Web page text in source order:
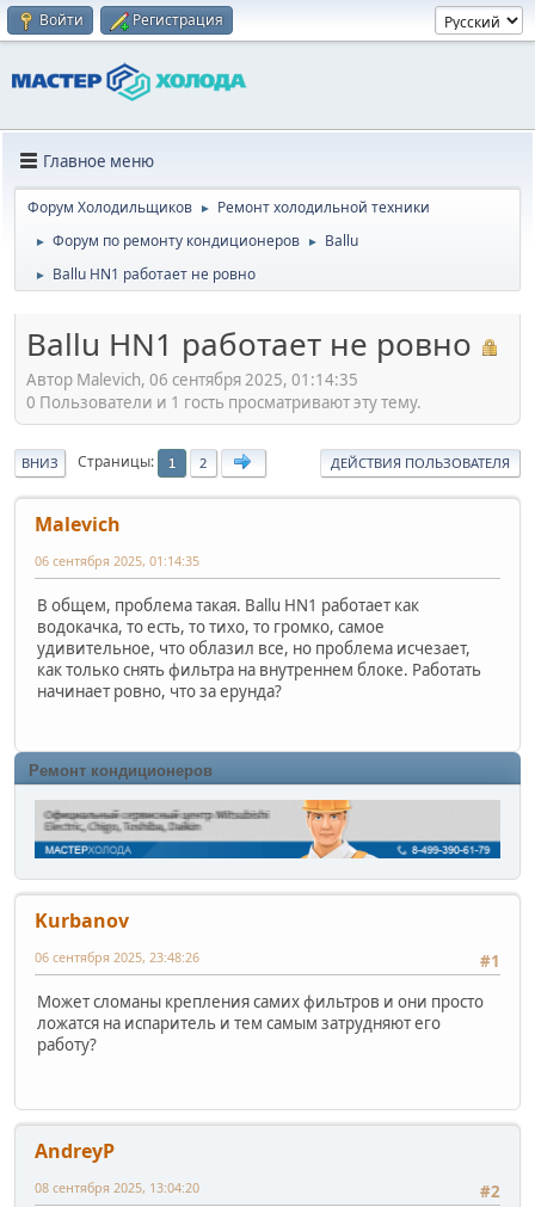
Войти Регистрация
Главное меню
Форум Холодильщиков ► Ремонт холодильной техники
► Форум по ремонту кондиционеров ► Ballu
► Ballu HN1 работает не ровно
Ballu HN1 работает не ровно
Автор Malevich, 06 сентября 2025, 01:14:35
0 Пользователи и 1 гость просматривают эту тему.
ВНИЗ Страницы 1 2 ДЕЙСТВИЯ ПОЛЬЗОВАТЕЛЯ
Malevich
06 сентября 2025, 01:14:35
В общем, проблема такая. Ballu HN1 работает как
водокачка, то есть, то тихо, то громко, самое
удивительное, что облазил все, но проблема исчезает,
как только снять фильтра на внутреннем блоке. Работать
начинает ровно, что за ерунда?
Ремонт кондиционеров
Kurbanov
#1
06 сентября 2025, 23:48:26
Может сломаны крепления самих фильтров и они просто
ложатся на испаритель и тем самым затрудняют его
работу?
AndreyP
#2
08 сентября 2025, 13:04:20